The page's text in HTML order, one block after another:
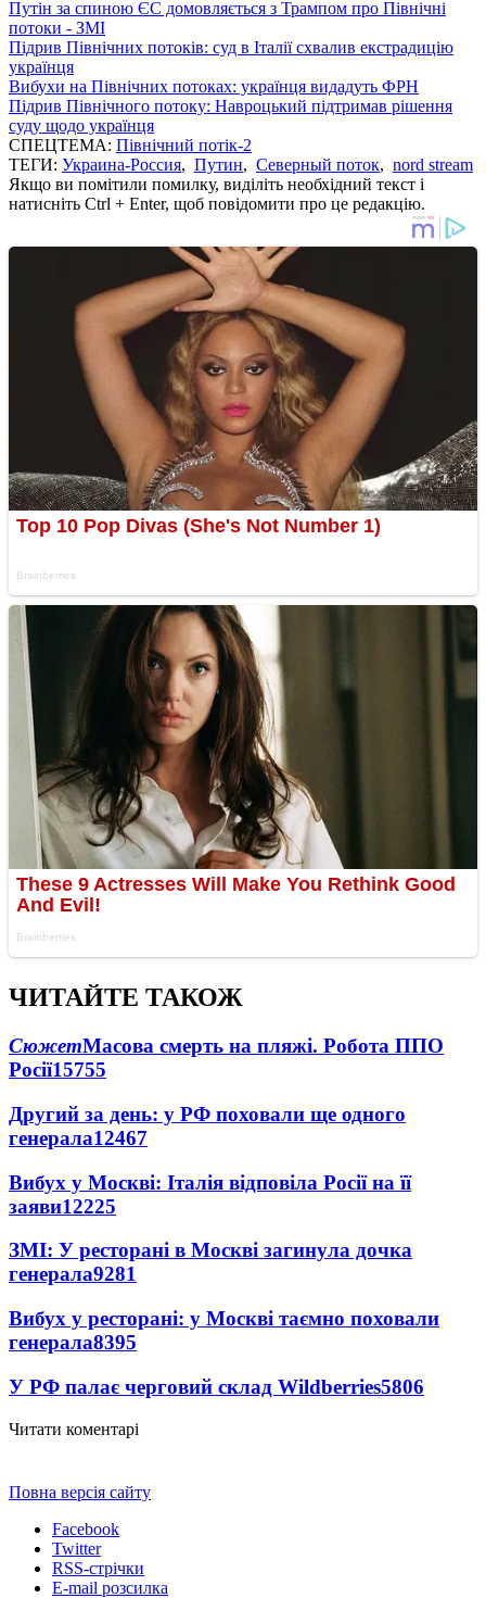
Путін за спиною ЄС домовляється з Трампом про Північні
потоки - ЗМІ
Підрив Північних потоків: суд в Італії схвалив екстрадицію
українця
Вибухи на Північних потоках: українця видадуть ФРН
Підрив Північного потоку: Навроцький підтримав рішення
суду щодо українця
СПЕЦТЕМА: Північний потік-2
ТЕГИ: Украина-Россия, Путин, Северный поток, nord stream
Якщо ви помітили помилку, виділіть необхідний текст і
натисніть Ctrl + Enter, щоб повідомити про це редакцію.
ЧИТАЙТЕ ТАКОЖ
СюжетМасова смерть на пляжі. Робота ППО
Росії15755
Другий за день: у РФ поховали ще одного
генерала12467
Вибух у Москві: Італія відповіла Росії на її
заяви12225
ЗМІ: У ресторані в Москві загинула дочка
генерала9281
Вибух у ресторані: у Москві таємно поховали
генерала8395
У РФ палає черговий склад Wildberries5806
Читати коментарі
Повна версія сайту
Facebook
Twitter
RSS-стрічки
E-mail розсилка